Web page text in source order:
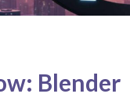
Blender